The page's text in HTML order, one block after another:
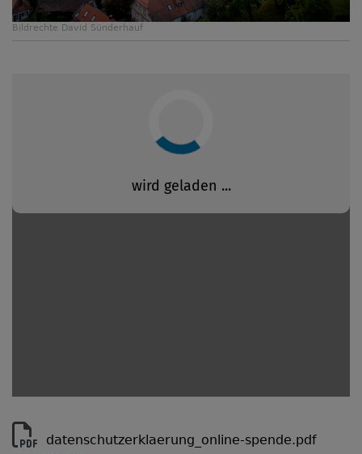
Bildrechte David Sünderhauf
datenschutzerklaerung_online-spende.pdf